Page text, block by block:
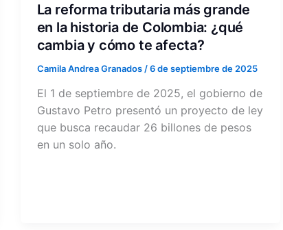
La reforma tributaria más grande
en la historia de Colombia: ¿qué
cambia y cómo te afecta?
Camila Andrea Granados /6 de septiembre de 2025
El 1 de septiembre de 2025, el gobierno de
Gustavo Petro presentó un proyecto de ley
que busca recaudar 26 billones de pesos
en un solo año.